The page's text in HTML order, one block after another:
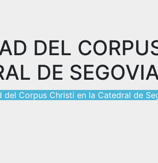
DEL
DE
del Corpus Christi en la Catedral de